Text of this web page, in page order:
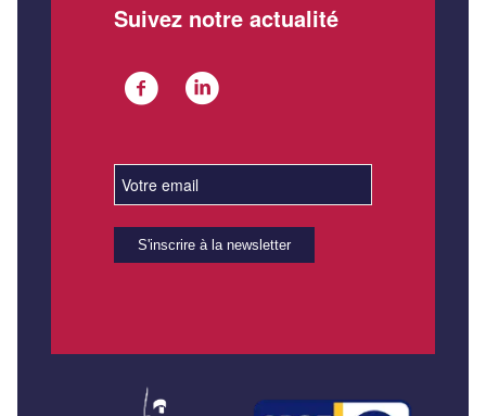
Suivez notre actualité